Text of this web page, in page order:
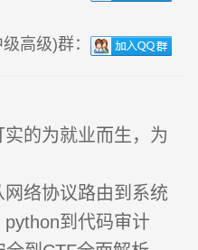
高级)群：
的为就业而生，为
络协议路由到系统
到代码审计